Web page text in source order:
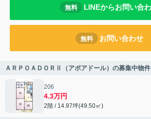
無料 LINEからお問い合
無料 お問い合わせ
ＡＲＰＯＡＤＯＲⅡ（アポアドール）の募集中物件
206
4.3万円
2階 / 14.97坪(49.50㎡)